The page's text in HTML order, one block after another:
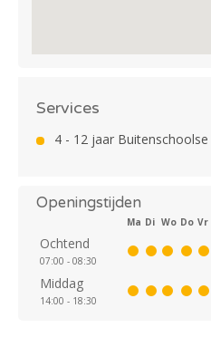
Services
4 - 12 jaar
Openingstijden
Ma Di Wo Do Vr
Ochtend
07:00 - 08:30
Middag
14:00 - 18:30